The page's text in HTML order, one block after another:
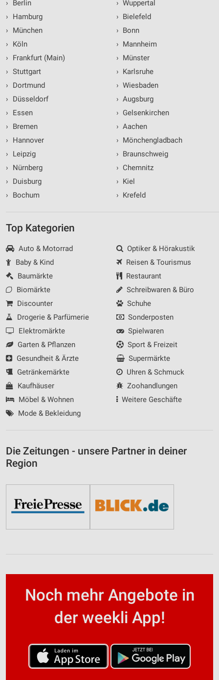
›
Berlin
›
Hamburg
›
München
›
Köln
›
Frankfurt (Main)
› Stuttgart
›
Dortmund
›
Düsseldorf
›
Essen
›
Bremen
›
Hannover
›
Leipzig
›
Nürnberg
›
Duisburg
›
Bochum
› Wuppertal
› Bielefeld
› Bonn
› Mannheim
› Münster
› Karlsruhe
› Wiesbaden
› Augsburg
› Gelsenkirchen
› Aachen
› Mönchengladbach
› Braunschweig
› Chemnitz
› Kiel
› Krefeld
Top Kategorien
Auto & Motorrad
Baby & Kind
Baumärkte
Biomärkte
Discounter
Drogerie & Parfümerie
Elektromärkte
Garten & Pflanzen
Gesundheit & Ärzte
Getränkemärkte
Kaufhäuser
Möbel & Wohnen
Mode & Bekleidung
Optiker & Hörakustik
Reisen & Tourismus
Restaurant
Schreibwaren & Büro
Schuhe
Sonderposten
Spielwaren
Sport & Freizeit
Supermärkte
Uhren & Schmuck
Zoohandlungen
Weitere Geschäfte
Die Zeitungen - unsere Partner in deiner
Region
Noch mehr Angebote in
der weekli App!